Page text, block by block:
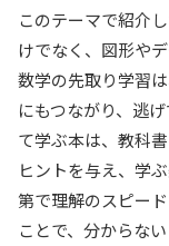
このテーマで紹介
けでなく、図形や
数学の先取り学習
にもつながり、逃
て学ぶ本は、教科
ヒントを与え、学
第で理解のスピー
ことで、分からな